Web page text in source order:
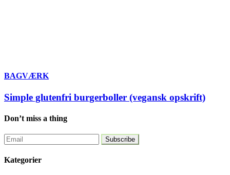
BAGVÆRK
Simple glutenfri burgerboller (vegansk opskrift)
Don’t miss a thing
Kategorier